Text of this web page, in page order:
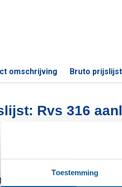
Toestemming
omschrijving Bruto prijslijst
Rvs 316